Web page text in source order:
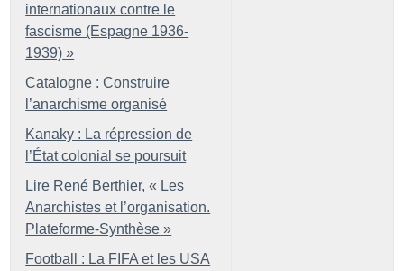
internationaux contre le
fascisme (Espagne 1936-
1939) »
Catalogne : Construire
l’anarchisme organisé
Kanaky : La répression de
l’État colonial se poursuit
Lire René Berthier, « Les
Anarchistes et l’organisation.
Plateforme-Synthèse »
Football : La FIFA et les USA